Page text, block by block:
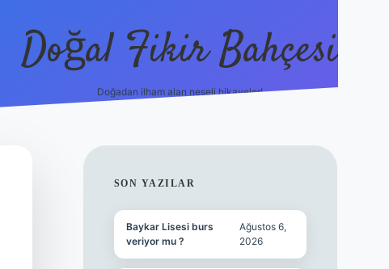
Doğal Fikir Bahçesi
Doğadan ilham alan neşeli hikayeler!
SIDEBAR
SON YAZILAR
Baykar Lisesi burs
veriyor mu ?
Ağustos 6,
2026